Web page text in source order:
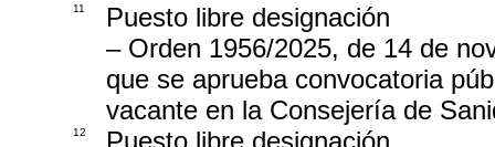
11
Puesto libre designación
– Orden 1956/2025, de 14 de
que se aprueba convocatoria
vacante en la Consejería de
12
Puesto libre designación